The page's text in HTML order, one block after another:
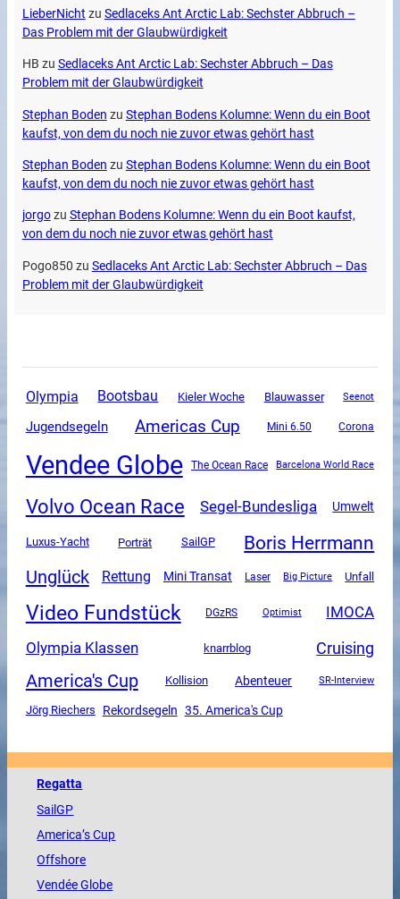
LieberNicht zu Sedlaceks Ant Arctic Lab: Sechster Abbruch –
Das Problem mit der Glaubwürdigkeit
HB zu Sedlaceks Ant Arctic Lab: Sechster Abbruch – Das
Problem mit der Glaubwürdigkeit
Stephan Boden zu Stephan Bodens Kolumne: Wenn du ein Boot
kaufst, von dem du noch nie zuvor etwas gehört hast
Stephan Boden zu Stephan Bodens Kolumne: Wenn du ein Boot
kaufst, von dem du noch nie zuvor etwas gehört hast
jorgozu Stephan Bodens Kolumne: Wenn du ein Boot kaufst,
von dem du noch nie zuvor etwas gehört hast
Pogo850 zu Sedlaceks Ant Arctic Lab: Sechster Abbruch – Das
Problem mit der Glaubwürdigkeit
Olympia Bootsbau Kieler Woche Blauwasser Seenot
Jugendsegeln Americas Cup Mini 6.50 Corona
Vendee Globe The Ocean Race Barcelona World Race
Volvo Ocean Race Segel-Bundesliga Umwelt
Luxus-Yacht Porträt SailGP Boris Herrmann
Unglück Rettung Mini Transat Laser Big Picture Unfall
Video Fundstück DGzRS Optimist IMOCA
Olympia Klassen knarrblog Cruising
America's Cup Kollision Abenteuer SR-Interview
Jörg Riechers Rekordsegeln 35. America's Cup
Regatta
SailGP
America’s Cup
Offshore
VendéeGlobe